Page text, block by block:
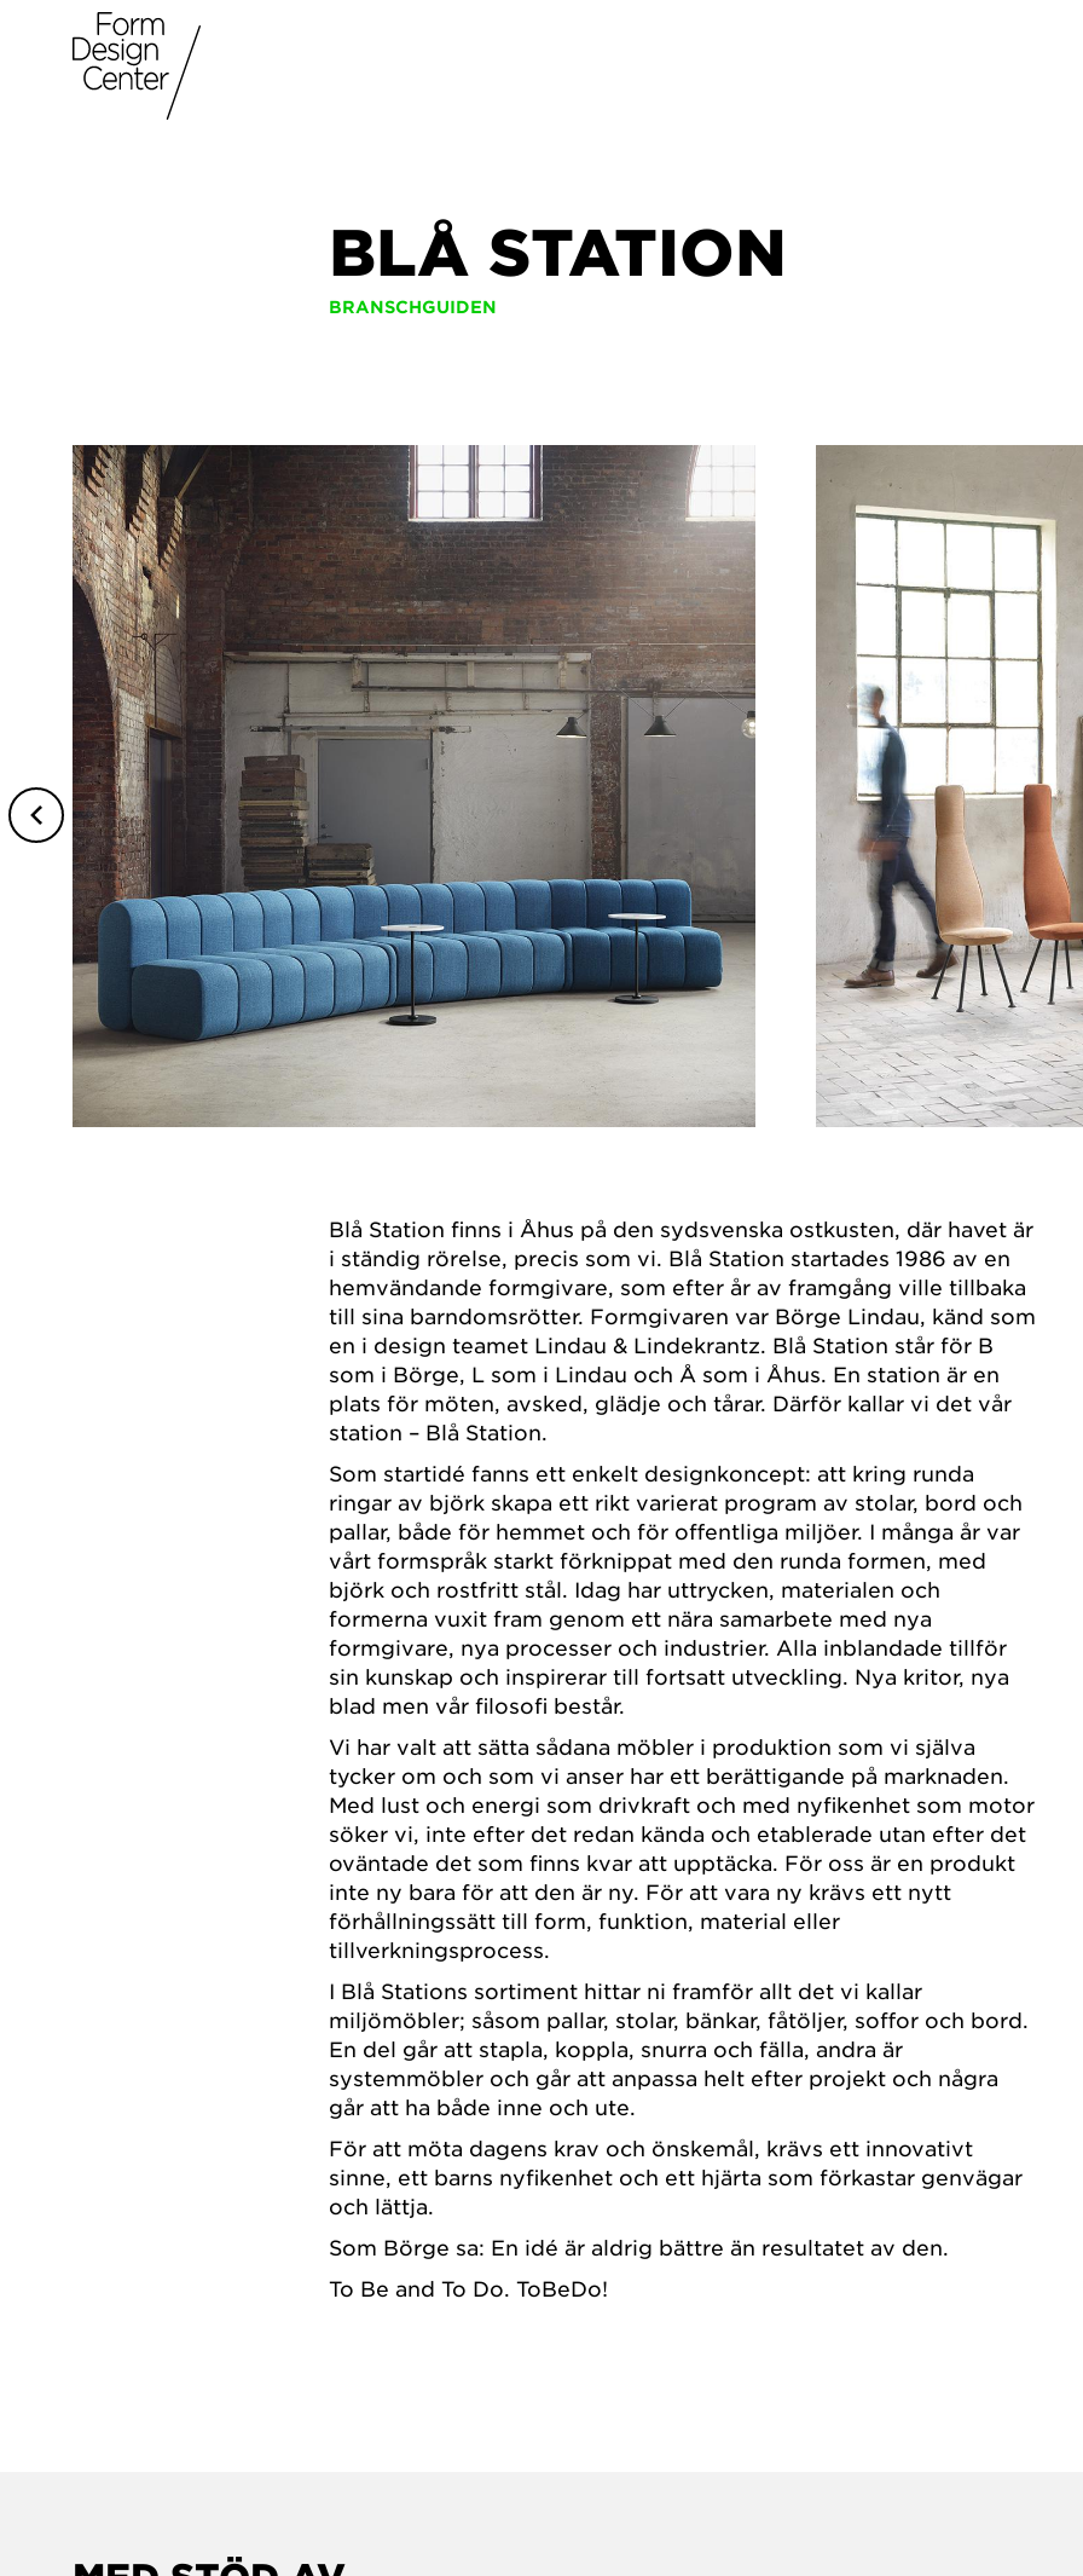
BLÅ STATION
BRANSCHGUIDEN
Blå Station finns i Åhus på den sydsvenska ostkusten, där havet är
i ständig rörelse, precis som vi. Blå Station startades 1986 av en
hemvändande formgivare, som efter år av framgång ville tillbaka
till sina barndomsrötter. Formgivaren var Börge Lindau, känd som
en i design teamet Lindau & Lindekrantz. Blå Station står för B
som i Börge, L som i Lindau och Å som i Åhus. En station är en
plats för möten, avsked, glädje och tårar. Därför kallar vi det vår
station – Blå Station.
Som startidé fanns ett enkelt designkoncept: att kring runda
ringar av björk skapa ett rikt varierat program av stolar, bord och
pallar, både för hemmet och för offentliga miljöer. I många år var
vårt formspråk starkt förknippat med den runda formen, med
björk och rostfritt stål. Idag har uttrycken, materialen och
formerna vuxit fram genom ett nära samarbete med nya
formgivare, nya processer och industrier. Alla inblandade tillför
sin kunskap och inspirerar till fortsatt utveckling. Nya kritor, nya
blad men vår filosofi består.
Vi har valt att sätta sådana möbler i produktion som vi själva
tycker om och som vi anser har ett berättigande på marknaden.
Med lust och energi som drivkraft och med nyfikenhet som motor
söker vi, inte efter det redan kända och etablerade utan efter det
oväntade det som finns kvar att upptäcka. För oss är en produkt
inte ny bara för att den är ny. För att vara ny krävs ett nytt
förhållningssätt till form, funktion, material eller
tillverkningsprocess.
I Blå Stations sortiment hittar ni framför allt det vi kallar
miljömöbler; såsom pallar, stolar, bänkar, fåtöljer, soffor och bord.
En del går att stapla, koppla, snurra och fälla, andra är
systemmöbler och går att anpassa helt efter projekt och några
går att ha både inne och ute.
För att möta dagens krav och önskemål, krävs ett innovativt
sinne, ett barns nyfikenhet och ett hjärta som förkastar genvägar
och lättja.
Som Börge sa: En idé är aldrig bättre än resultatet av den.
To Be and To Do. ToBeDo!